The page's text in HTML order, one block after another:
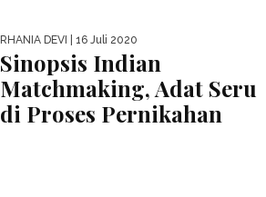
RHANIA DEVI | 16 Juli 2020
Sinopsis Indian
Matchmaking, Adat Seru
di Proses Pernikahan